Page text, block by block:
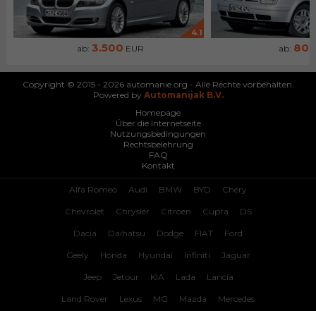
4.1
ab: 3.500 EUR ab: 800
Copyright © 2015 - 2026 automanie.org - Alle Rechte vorbehalten.
Powered by Automanijak B.V.
Homepage
Über die Internetseite
Nutzungsbedingungen
Rechtsbelehrung
FAQ
Kontakt
Alfa Romeo Audi BMW BYD Chery
Chevrolet Chrysler Citroen Cupra DS
Dacia Daihatsu Dodge FIAT Ford
Geely Honda Hyundai Infiniti Jaguar
Jeep Jetour KIA Lada Lancia
Land Rover Lexus MG Mazda Mercedes